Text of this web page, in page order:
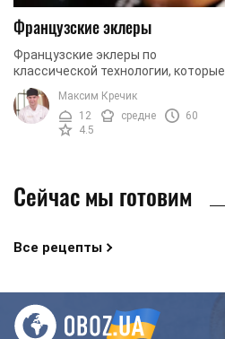
Французские эклеры
Французские эклеры по
классической технологии, которые
легко можно приготовить дома.
Сегодня мы готовим эклеры с
заварным кремом. Чтобы придать
Максим Кречик
12
средне
60
4.5
Сейчас мы готовим
Все рецепты